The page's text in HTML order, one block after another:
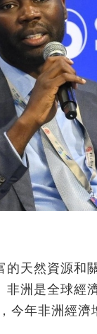
天然資源和
洲是全球經
今年非洲經